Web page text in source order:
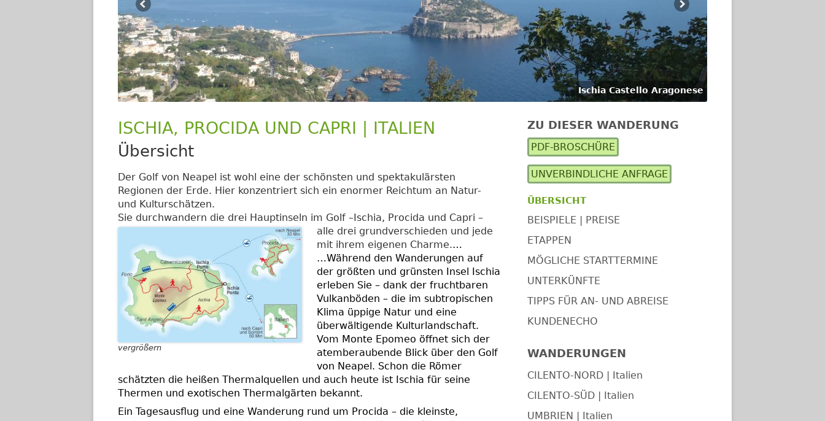
Ischia Castello Aragonese
ISCHIA, PROCIDA UND CAPRI | ITALIEN
Übersicht
Der Golf von Neapel ist wohl eine der schönsten und spektakulärsten
Regionen der Erde. Hier konzentriert sich ein enormer Reichtum an Natur-
und Kulturschätzen.
Sie durchwandern die drei Hauptinseln im Golf –Ischia, Procida und Capri –
vergrößern
alle drei grundverschieden und jede
mit ihrem eigenen Charme.…
…Während den Wanderungen auf
der größten und grünsten Insel Ischia
erleben Sie – dank der fruchtbaren
Vulkanböden – die im subtropischen
Klima üppige Natur und eine
überwältigende Kulturlandschaft.
Vom Monte Epomeo öffnet sich der
atemberaubende Blick über den Golf
von Neapel. Schon die Römer
schätzten die heißen Thermalquellen und auch heute ist Ischia für seine
Thermen und exotischen Thermalgärten bekannt.
Ein Tagesausflug und eine Wanderung rund um Procida – die kleinste,
Haupt-
Seitenleiste
ZU DIESER WANDERUNG
PDF-BROSCHÜRE
UNVERBINDLICHE ANFRAGE
ÜBERSICHT
BEISPIELE | PREISE
ETAPPEN
MÖGLICHE STARTTERMINE
UNTERKÜNFTE
TIPPS FÜR AN- UND ABREISE
KUNDENECHO
WANDERUNGEN
CILENTO-NORD | Italien
CILENTO-SÜD | Italien
UMBRIEN | Italien